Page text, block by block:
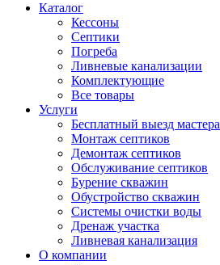
Каталог
Кессоны
Септики
Погреба
Ливневые канализации
Комплектующие
Все товары
Услуги
Бесплатный выезд мастера
Монтаж септиков
Демонтаж септиков
Обслуживание септиков
Бурение скважин
Обустройство скважин
Системы очистки воды
Дренаж участка
Ливневая канализация
О компании